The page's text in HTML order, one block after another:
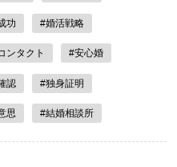
功 #婚活戦略
ンタクト #安心婚
認 #独身証明
思 #結婚相談所